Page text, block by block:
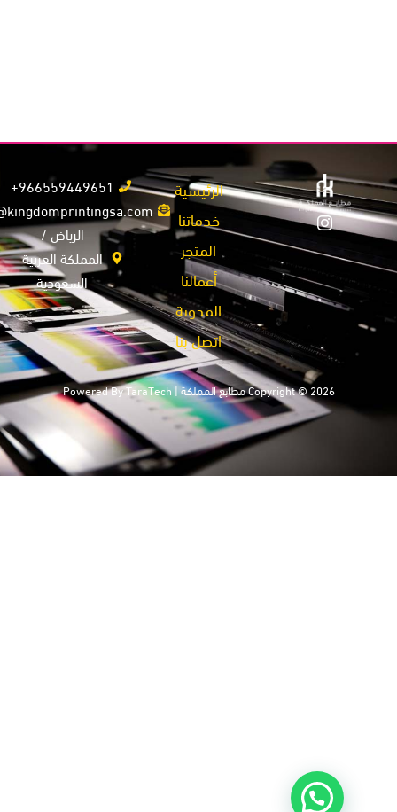
الرئيسية
خدماتنا
المتجر
أعمالنا
المدونة
اتصل بنا
966559449651+
info@kingdomprintingsa.com
الرياض /
المملكة العربية
السعودية
Copyright © 2026 مطابع المملكة | Powered By TaraTech